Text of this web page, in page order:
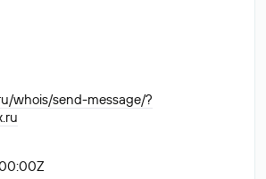
whois/send-message/?